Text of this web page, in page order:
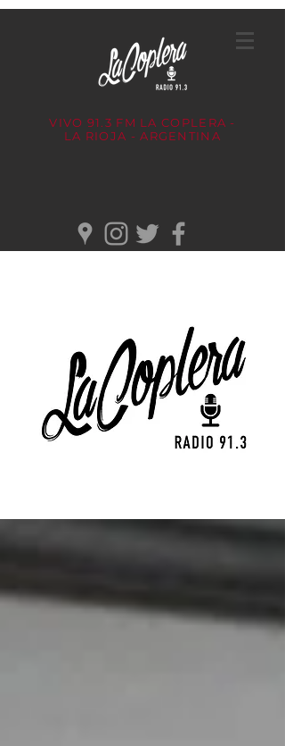
VIVO 91.3 FM LA COPLERA -
LA RIOJA - ARGENTINA